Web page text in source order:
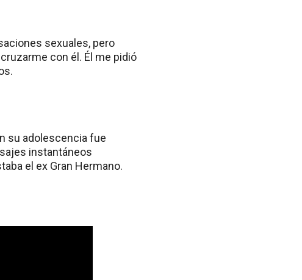
sexuales, pero
con él. Él me pidió
su adolescencia fue
instantáneos
el ex Gran Hermano.